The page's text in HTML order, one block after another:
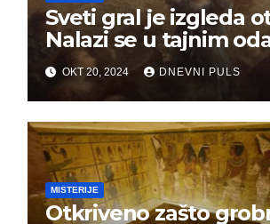
Sveti gral je izgleda
Nalazi se u tajnim
Templara!?
OKT 20, 2024 DNEVNI PULS
MISTERIJE
Otkriveno zašto